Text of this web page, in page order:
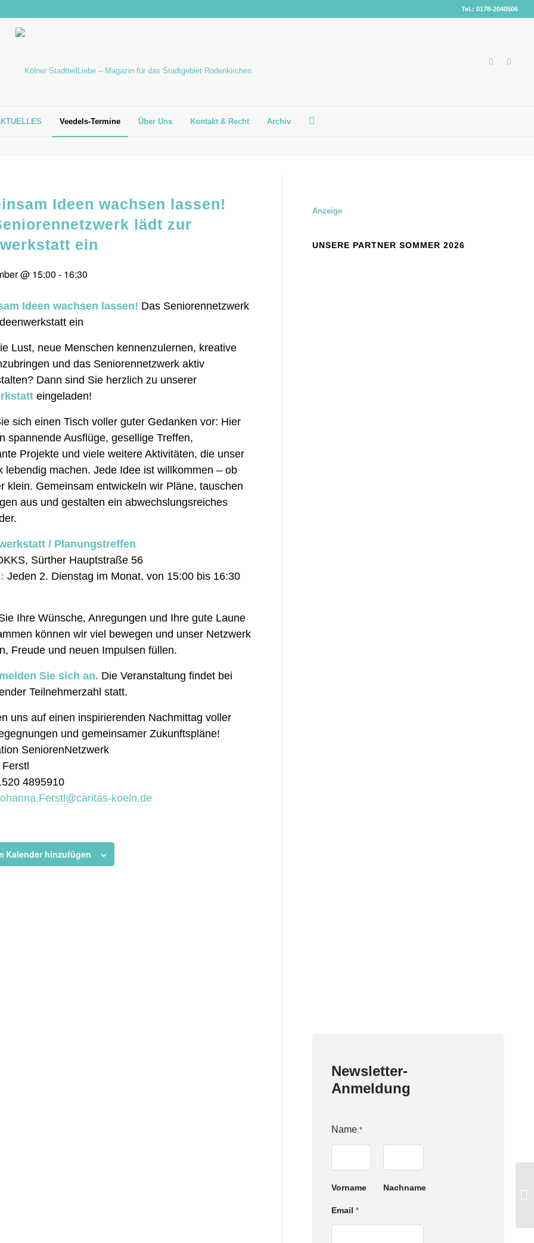
Tel.: 0178-2040506
Veedels-Termine Über Uns Kontakt & Recht Archiv
Ideen wachsen lassen!
lädt zur
ein
@ 15:00 - 16:30
Ideen wachsen lassen! Das Seniorennetzwerk
ein
Lust, neue Menschen kennenzulernen, kreative
und das Seniorennetzwerk aktiv
Dann sind Sie herzlich zu unserer
eingeladen!
sich einen Tisch voller guter Gedanken vor: Hier
spannende Ausflüge, gesellige Treffen,
Projekte und viele weitere Aktivitäten, die unser
lebendig machen. Jede Idee ist willkommen – ob
klein. Gemeinsam entwickeln wir Pläne, tauschen
aus und gestalten ein abwechslungsreiches
/ Planungstreffen
Sürther Hauptstraße 56
Jeden 2. Dienstag im Monat, von 15:00 bis 16:30
Ihre Wünsche, Anregungen und Ihre gute Laune
können wir viel bewegen und unser Netzwerk
Freude und neuen Impulsen füllen.
Sie sich an. Die Veranstaltung findet bei
Teilnehmerzahl statt.
uns auf einen inspirierenden Nachmittag voller
und gemeinsamer Zukunftspläne!
SeniorenNetzwerk
4895910
koeln.de
Kalender hinzufügen
Anzeige
UNSERE PARTNER SOMMER 2026
Newsletter-
Anmeldung
Name *
Vorname Nachname
N
Email *